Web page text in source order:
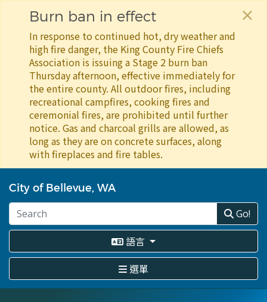
至
主
容
Burn ban in effect
In response to continued hot, dry weather and
high fire danger, the King County Fire Chiefs
Association is issuing a Stage 2 burn ban
Thursday afternoon, effective immediately for
the entire county. All outdoor fires, including
recreational campfires, cooking fires and
ceremonial fires, are prohibited until further
notice. Gas and charcoal grills are allowed, as
long as they are on concrete surfaces, along
with fireplaces and fire tables.
×
City of Bellevue, WA
Go!
語言
選單